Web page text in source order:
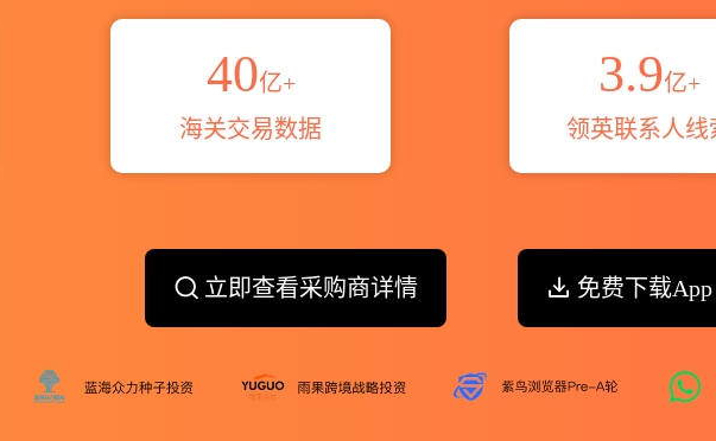
40亿+
海关交易数据
3.9亿+
领英联系人线
立即查看采购商详情 免费下载App